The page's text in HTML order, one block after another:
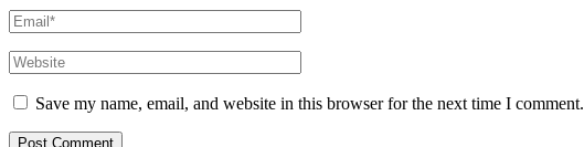
Email*
Website
Save my name, email, and website in this browser for the next time I comment.